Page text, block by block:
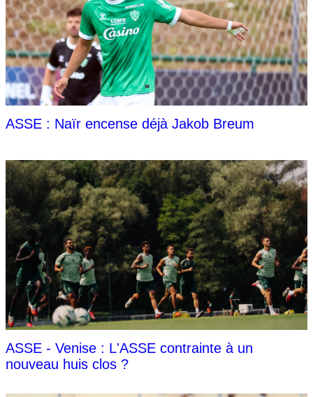
ASSE : Naïr encense déjà Jakob Breum
ASSE - Venise : L'ASSE contrainte à un
nouveau huis clos ?